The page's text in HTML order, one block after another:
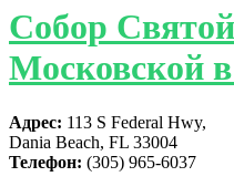
Собор
Московской
Адрес: 113 S Federal Hwy,
Dania Beach, FL 33004
Телефон: (305) 965-6037